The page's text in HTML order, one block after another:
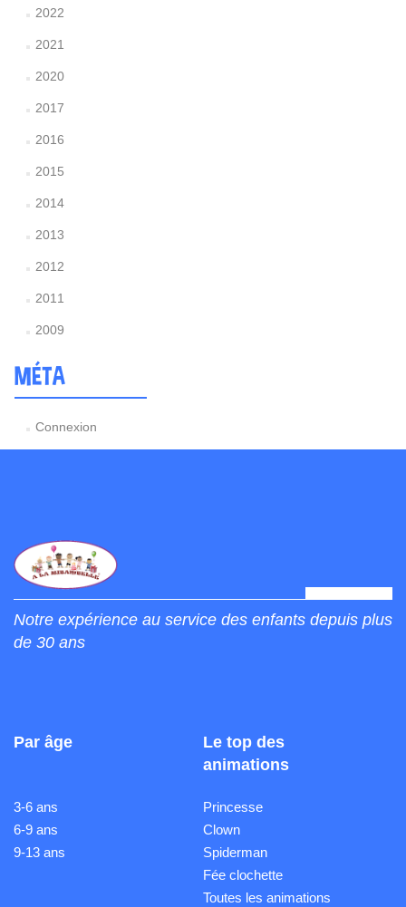
2022
2021
2020
2017
2016
2015
2014
2013
2012
2011
2009
MÉTA
Connexion
Notre expérience au service des enfants depuis plus
de 30 ans
Par âge
3-6 ans
6-9 ans
9-13 ans
Le top des
animations
Princesse
Clown
Spiderman
Fée clochette
Toutes les animations